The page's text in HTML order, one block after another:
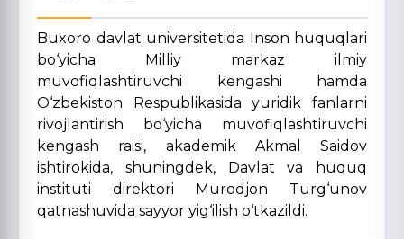
Buxoro davlat universitetida Inson huquqlari
bo‘yicha Milliy markaz ilmiy
muvofiqlashtiruvchi kengashi hamda
O‘zbekiston Respublikasida yuridik fanlarni
rivojlantirish bo‘yicha muvofiqlashtiruvchi
kengash raisi, akademik Akmal Saidov
ishtirokida, shuningdek, Davlat va huquq
instituti direktori Murodjon Turg‘unov
qatnashuvida sayyor yig‘ilish o‘tkazildi.